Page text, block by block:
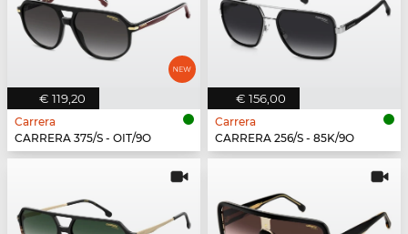
€ 119,20
Carrera
CARRERA 375/S - OIT/9O
€ 156,00
Carrera
CARRERA 256/S - 85K/9O